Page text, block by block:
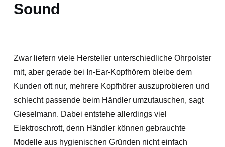
Sound
Zwar liefern viele Hersteller unterschiedliche Ohrpolster
mit, aber gerade bei In-Ear-Kopfhörern bleibe dem
Kunden oft nur, mehrere Kopfhörer auszuprobieren und
schlecht passende beim Händler umzutauschen, sagt
Gieselmann. Dabei entstehe allerdings viel
Elektroschrott, denn Händler können gebrauchte
Modelle aus hygienischen Gründen nicht einfach